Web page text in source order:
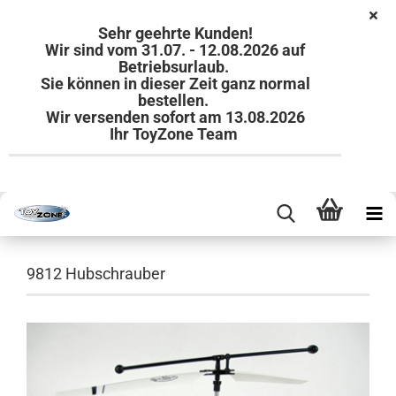
Sehr geehrte Kunden!
Wir sind vom 31.07. - 12.08.2026 auf
Betriebsurlaub.
Sie können in dieser Zeit ganz normal
bestellen.
Wir versenden sofort am 13.08.2026
Ihr ToyZone Team
9812 Hubschrauber